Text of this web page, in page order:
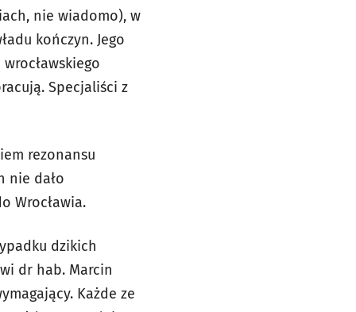
nie wiadomo), w
kończyn. Jego
Specjaliści z
rezonansu
nie dało
Wrocławia.
dzikich
dr hab. Marcin
Każde ze